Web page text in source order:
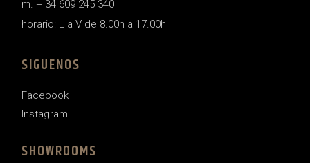
m. + 34 609 245 340
horario: L a V de 8.00h a 17.00h
SIGUENOS
Facebook
Instagram
SHOWROOMS